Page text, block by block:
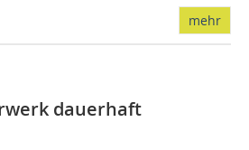
mehr
dauerhaft